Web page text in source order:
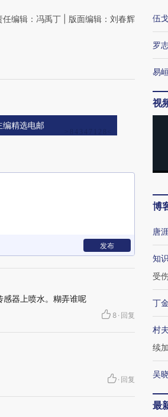
任编辑：冯禹丁 | 版面编辑：刘春辉
编精选电邮
发布
感器上喷水。糊弄谁呢
8 · 回复
· 回复
伍
罗
易峘
视
博
唐
知
受
丁
村
续
吴
最